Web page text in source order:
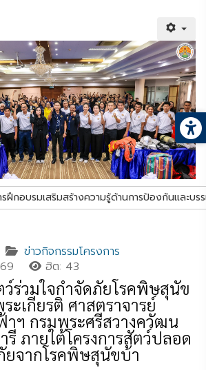
ฝึกอบรมเสริมสร้างความรู้ด้านการป้องกันและบร
ข่าวกิจกรรมโครงการ
ฮิต: 43
ว์ร่วมใจกำจัดภัยโรคพิษสุนัข
ะเกียรติ ศาสตราจารย์
าฯ กรมพระศรีสวางควัฒน
รี ภายใต้โครงการสัตว์ปลอด
ยจากโรคพิษสุนัขบ้า